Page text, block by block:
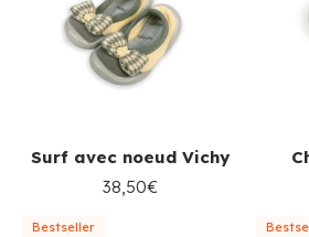
Surf avec noeud Vichy
38,50€
Bestseller